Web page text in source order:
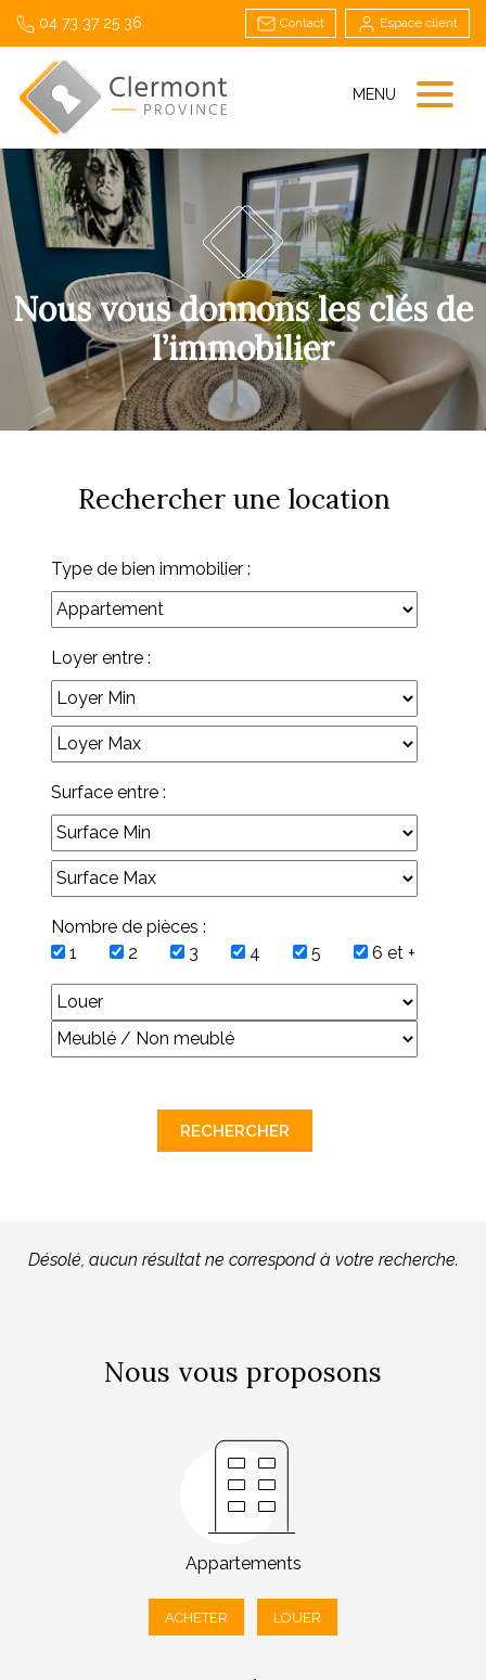
04 73 37 25 36 Contact Espace client
MENU
Nous vous donnons les clés de
l’immobilier
Rechercher une location
Type de bien immobilier :
Loyer entre :
Surface entre :
Nombre de pièces :
1
2 3 4 5 6 et +
Désolé, aucun résultat ne correspond à votre recherche.
Nous vous proposons
Appartements
ACHETER LOUER